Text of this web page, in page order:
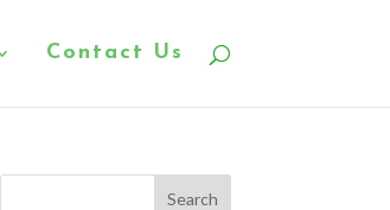
Contact Us
Search